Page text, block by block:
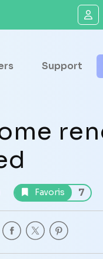
Support
Favoris 7